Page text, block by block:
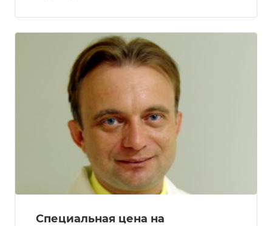
Специальная цена на